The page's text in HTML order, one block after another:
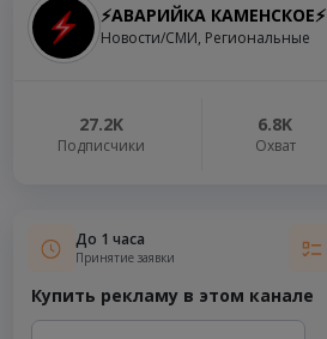
⚡️АВАРИЙКА КАМЕНСКОЕ⚡️
Новости/СМИ, Региональные
27.2K
Подписчики
6.8K
Охват
До 1 часа
Принятие заявки
Купить рекламу в этом канале